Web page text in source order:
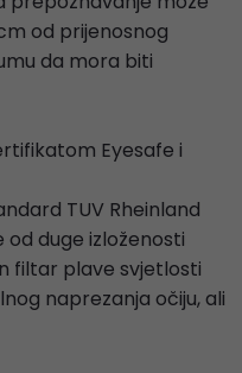
od prijenosnog
da mora biti
Eyesafe i
TUV Rheinland
od duge izloženosti
filtar plave svjetlosti
naprezanja očiju, ali